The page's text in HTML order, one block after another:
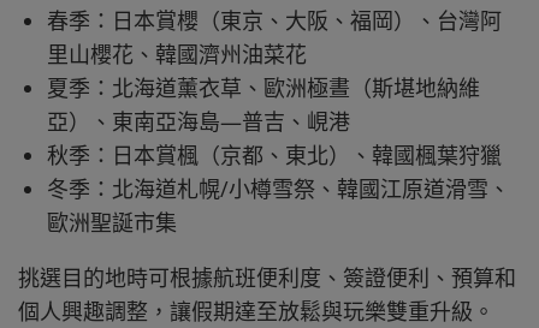
春季：日本賞櫻（東京、大阪、福岡）、台灣阿
里山櫻花、韓國濟州油菜花
夏季：北海道薰衣草、歐洲極晝（斯堪地納維
亞）、東南亞海島—普吉、峴港
秋季：日本賞楓（京都、東北）、韓國楓葉狩獵
冬季：北海道札幌/小樽雪祭、韓國江原道滑雪、
歐洲聖誕市集​
挑選目的地時可根據航班便利度、簽證便利、預算和
個人興趣調整，讓假期達至放鬆與玩樂雙重升級。